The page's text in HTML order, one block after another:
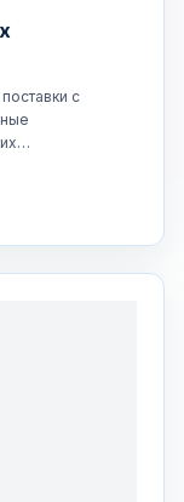
с